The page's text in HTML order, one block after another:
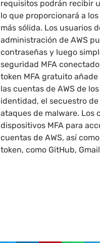
requisitos podrán recibir
lo que proporcionará a
más sólida. Los usuarios
administración de AWS
contraseñas y luego
seguridad MFA
token MFA gratuito
las cuentas de AWS de
identidad, el secuestro
ataques de malware. Los
dispositivos MFA para
cuentas de AWS, así
token, como GitHub,